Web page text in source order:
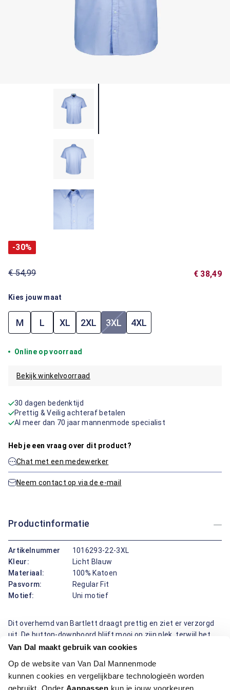
Van Dal maakt gebruik van cookies
Op de website van Van Dal Mannenmode
kunnen cookies en vergelijkbare technologieën worden
gebruikt. Onder Aanpassen kun je jouw voorkeuren
-30%
€ 54,99 € 38,49
Kies jouw maat
M L XL 2XL 3XL(Deze optie is momenteel niet
4XL
Online op voorraad
Bekijk winkelvoorraad
30 dagen bedenktijd
Prettig & Veilig achteraf betalen
Al meer dan 70 jaar mannenmode specialist
Heb je een vraag over dit product?
Chat met een medewerker
Neem contact op via de e-mail
Productinformatie
Artikelnummer
1016293-22-3XL
Kleur:
Licht Blauw
Materiaal:
100% Katoen
Pasvorm:
Regular Fit
Motief:
Uni motief
Dit overhemd van Bartlett draagt prettig en ziet er verzorgd
uit. De button-downboord blijft mooi op zijn plek, terwijl het
effen motief rustig oogt en makkelijk combineert. De regular
lange dag. Het katoen voelt zacht aan op de huid, ademt goed
en neemt vocht op, waardoor je fris lang blijft. De